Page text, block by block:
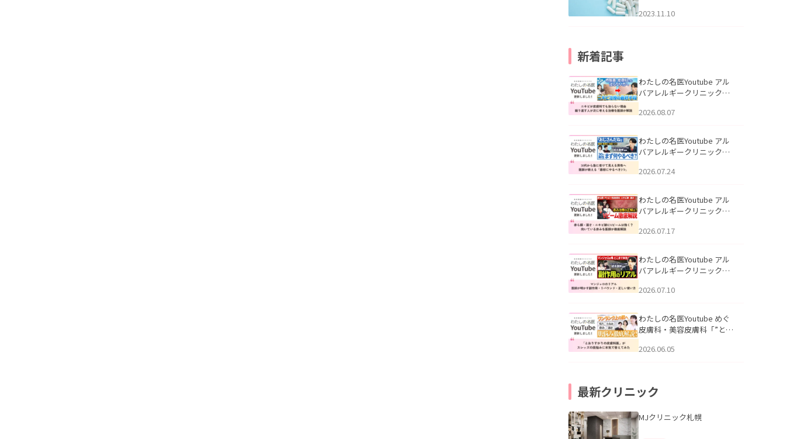
2023.11.10
新着記事
わたしの名医Youtube アル
バアレルギークリニック札
らない理由｜繰り返す人が
説」を公開いたしました。
2026.08.07
わたしの名医Youtube アル
バアレルギークリニック札
える男性へ｜医師が教える
公開いたしました。
2026.07.24
わたしの名医Youtube アル
バアレルギークリニック札
跡にVビームは効く？向いて
説」を公開いたしました。
2026.07.17
わたしの名医Youtube アル
バアレルギークリニック札
医師が明かす副作用・リバ
公開いたしました。
2026.07.10
わたしの名医Youtube めぐ
皮膚科・美容皮膚科「”とお
ッズの肌悩みに本気で答え
2026.06.05
最新クリニック
MJクリニック札幌